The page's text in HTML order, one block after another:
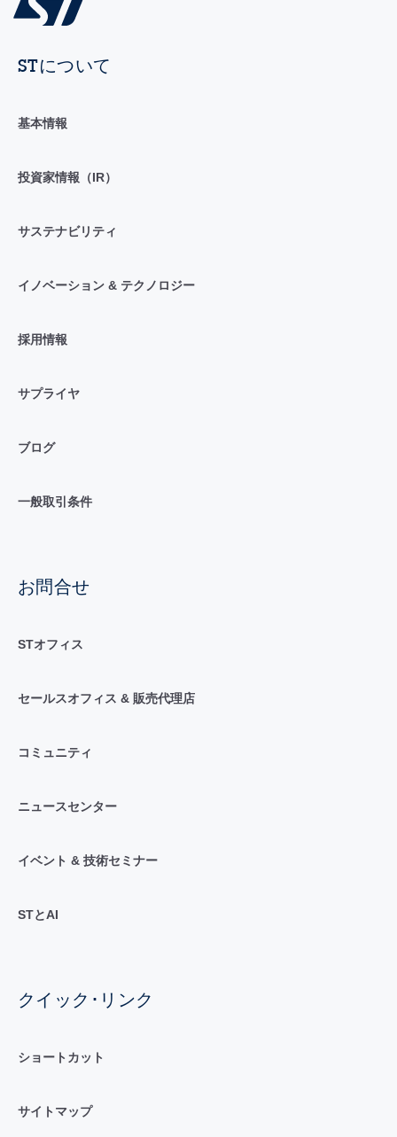
STについて
基本情報
投資家情報（IR）
サステナビリティ
イノベーション & テクノロジー
採用情報
サプライヤ
ブログ
一般取引条件
お問合せ
STオフィス
セールスオフィス & 販売代理店
コミュニティ
ニュースセンター
イベント & 技術セミナー
STとAI
クイック･リンク
ショートカット
サイトマップ